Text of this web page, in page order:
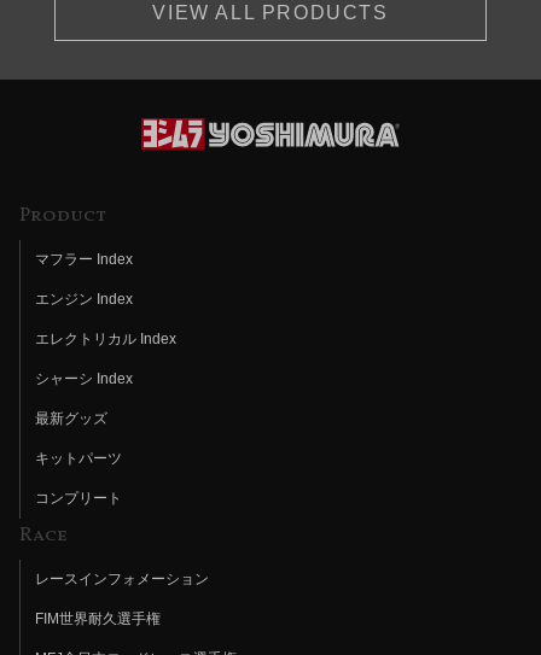
VIEW ALL PRODUCTS
Product
マフラー Index
エンジン Index
エレクトリカル Index
シャーシ Index
最新グッズ
キットパーツ
コンプリート
Race
レースインフォメーション
FIM世界耐久選手権